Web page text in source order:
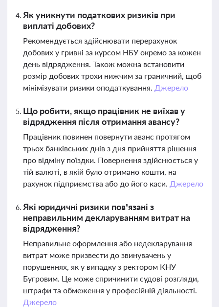
Як уникнути податкових ризиків при
виплаті добових?
Рекомендується здійснювати перерахунок
добових у гривні за курсом НБУ окремо за кожен
день відрядження. Також можна встановити
розмір добових трохи нижчим за граничний, щоб
мінімізувати ризики оподаткування. Джерело
Що робити, якщо працівник не виїхав у
відрядження після отримання авансу?
Працівник повинен повернути аванс протягом
трьох банківських днів з дня прийняття рішення
про відміну поїздки. Повернення здійснюється у
тій валюті, в якій було отримано кошти, на
рахунок підприємства або до його каси. Джерело
Які юридичні ризики пов’язані з
неправильним декларуванням витрат на
відрядження?
Неправильне оформлення або недекларування
витрат може призвести до звинувачень у
порушеннях, як у випадку з ректором КНУ
Бугровим. Це може спричинити судові розгляди,
штрафи та обмеження у професійній діяльності.
Джерело